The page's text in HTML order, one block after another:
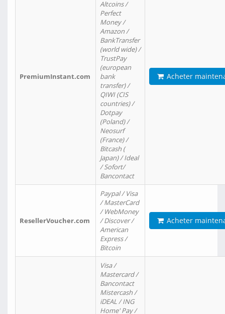
PremiumInstant.com
Altcoins /
Perfect
Money /
Amazon /
BankTransfer
(world wide) /
TrustPay
(european
bank
transfer) /
QIWI (CIS
countries) /
Dotpay
(Poland) /
Neosurf
(France) /
Bitcash (
Japan) / Ideal
/ Sofort/
Bancontact
Acheter
ResellerVoucher.com
Paypal / Visa
/ MasterCard
/ WebMoney
/ Discover /
American
Express /
Bitcoin
Acheter
Visa /
Mastercard /
Bancontact
Mistercash /
iDEAL / ING
Home' Pay /